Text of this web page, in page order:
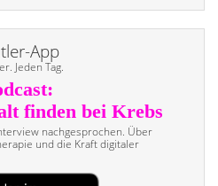
App
Jeden Tag.
nach­gesprochen. Über
und die Kraft digitaler